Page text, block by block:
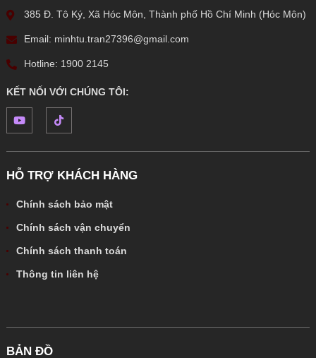
385 Đ. Tô Ký, Xã Hóc Môn, Thành phố Hồ Chí Minh (Hóc Môn)
Email: minhtu.tran27396@gmail.com
Hotline: 1900 2145
KẾT NỐI VỚI CHÚNG TÔI:
HỖ TRỢ KHÁCH HÀNG
Chính sách bảo mật
Chính sách vận chuyển
Chính sách thanh toán
Thông tin liên hệ
BẢN ĐỒ